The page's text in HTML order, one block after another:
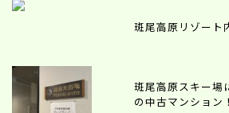
斑尾高原リゾート
斑尾高原スキー場
の中古マンション！